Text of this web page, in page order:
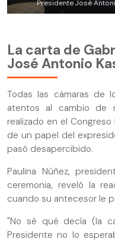
Presidente José
La carta de
José Antonio
Todas las cámaras de
atentos al cambio de
realizado en el Congreso
de un papel del
pasó desapercibido.
Paulina Núñez,
ceremonia, reveló la
cuando su antecesor le
"No sé qué decía (la
Presidente no lo